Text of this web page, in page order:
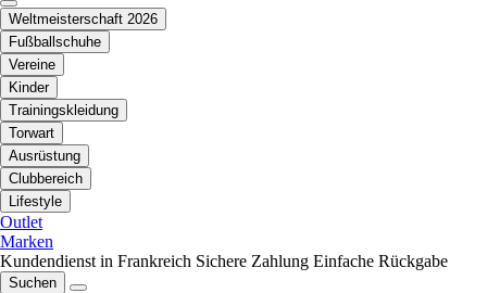
Weltmeisterschaft 2026
Fußballschuhe
Vereine
Kinder
Trainingskleidung
Torwart
Ausrüstung
Clubbereich
Lifestyle
Outlet
Marken
Kundendienst in Frankreich Sichere Zahlung Einfache Rückgabe
Suchen